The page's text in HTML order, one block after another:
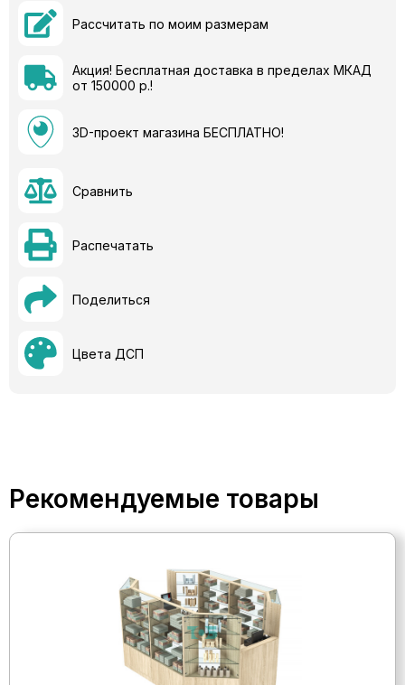
Рассчитать по моим размерам
Акция! Бесплатная доставка в пределах МКАД
от 150000 р.!
3D-проект магазина БЕСПЛАТНО!
Сравнить
Распечатать
Поделиться
Цвета ДСП
Рекомендуемые товары